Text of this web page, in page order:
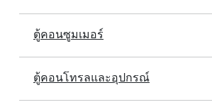
ตู้คอนซูมเมอร์
ตู้คอนโทรลและอุปกรณ์